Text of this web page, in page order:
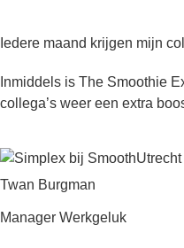
Iedere maand krijgen mijn
Inmiddels is The Smoothie
collega’s weer een extra
Twan Burgman
Manager Werkgeluk